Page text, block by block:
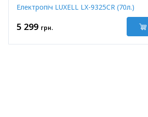
Електропіч LUXELL LX-9325CR (70л.)
5 299 грн.